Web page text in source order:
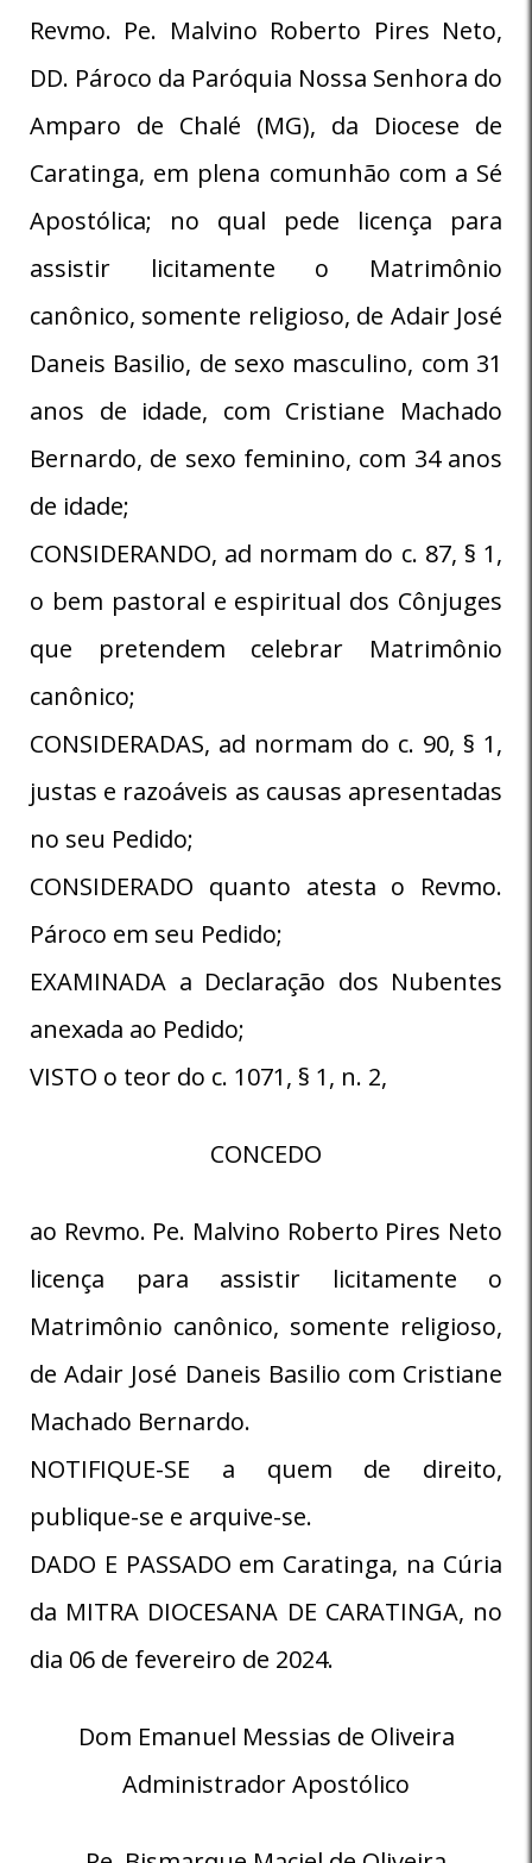
Revmo. Pe. Malvino Roberto Pires Neto,
DD. Pároco da Paróquia Nossa Senhora do
Amparo de Chalé (MG), da Diocese de
Caratinga, em plena comunhão com a Sé
Apostólica; no qual pede licença para
assistir licitamente o Matrimônio
canônico, somente religioso, de Adair José
Daneis Basilio, de sexo masculino, com 31
anos de idade, com Cristiane Machado
Bernardo, de sexo feminino, com 34 anos
de idade;
CONSIDERANDO, ad normam do c. 87, § 1,
o bem pastoral e espiritual dos Cônjuges
que pretendem celebrar Matrimônio
canônico;
CONSIDERADAS, ad normam do c. 90, § 1,
justas e razoáveis as causas apresentadas
no seu Pedido;
CONSIDERADO quanto atesta o Revmo.
Pároco em seu Pedido;
EXAMINADA a Declaração dos Nubentes
anexada ao Pedido;
VISTO o teor do c. 1071, § 1, n. 2,
CONCEDO
ao Revmo. Pe. Malvino Roberto Pires Neto
licença para assistir licitamente o
Matrimônio canônico, somente religioso,
de Adair José Daneis Basilio com Cristiane
Machado Bernardo.
NOTIFIQUE-SE a quem de direito,
publique-se e arquive-se.
DADO E PASSADO em Caratinga, na Cúria
da MITRA DIOCESANA DE CARATINGA, no
dia 06 de fevereiro de 2024.
Dom Emanuel Messias de Oliveira
Administrador Apostólico